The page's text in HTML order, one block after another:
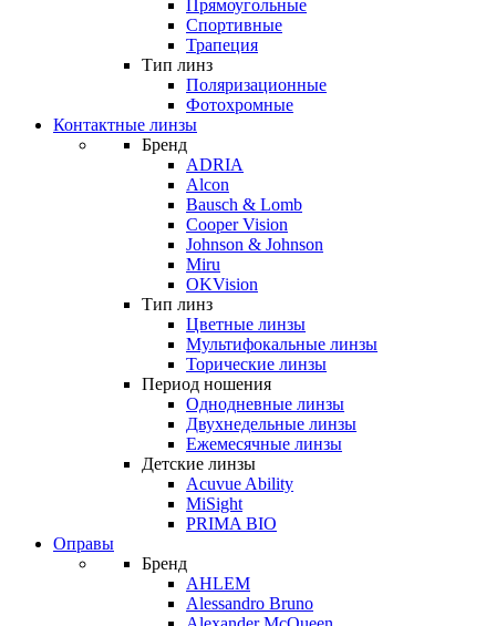
Прямоугольные
Спортивные
Трапеция
Тип линз
Поляризационные
Фотохромные
Контактные линзы
Бренд
ADRIA
Alcon
Bausch & Lomb
Cooper Vision
Johnson & Johnson
Miru
OKVision
Тип линз
Цветные линзы
Мультифокальные линзы
Торические линзы
Период ношения
Однодневные линзы
Двухнедельные линзы
Ежемесячные линзы
Детские линзы
Acuvue Ability
MiSight
PRIMA BIO
Оправы
Бренд
AHLEM
Alessandro Bruno